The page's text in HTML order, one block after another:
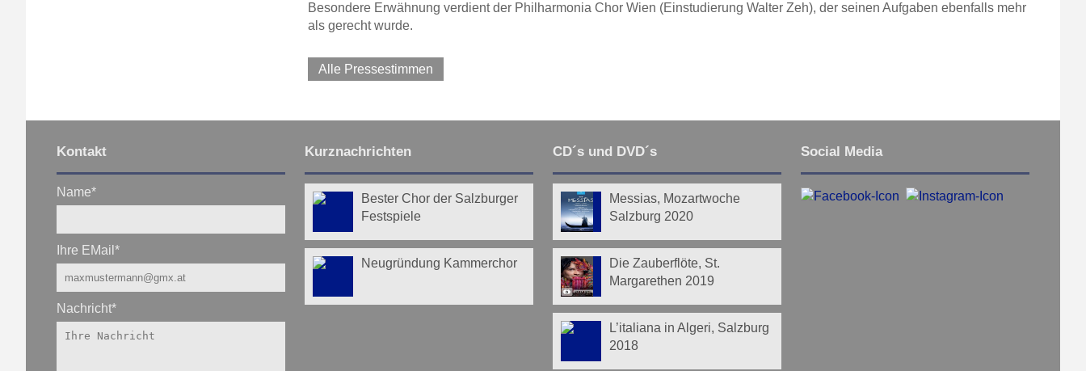
Besondere Erwähnung verdient der Philharmonia Chor Wien (Einstudierung Walter Zeh), der seinen Aufgaben ebenfalls mehr
als gerecht wurde.
Alle Pressestimmen
Kontakt
Name*
Ihre EMail*
Nachricht*
Kurznachrichten
Bester Chor der Salzburger
Festspiele
Neugründung Kammerchor
CD´s und DVD´s
Messias, Mozartwoche
Salzburg 2020
Die Zauberflöte, St.
Margarethen 2019
L’italiana in Algeri, Salzburg
2018
Social Media